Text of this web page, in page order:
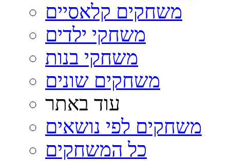
משחקים קלאסיים
משחקי ילדים
משחקי בנות
משחקים שונים
עוד באתר
משחקים לפי נושאים
כל המשחקים